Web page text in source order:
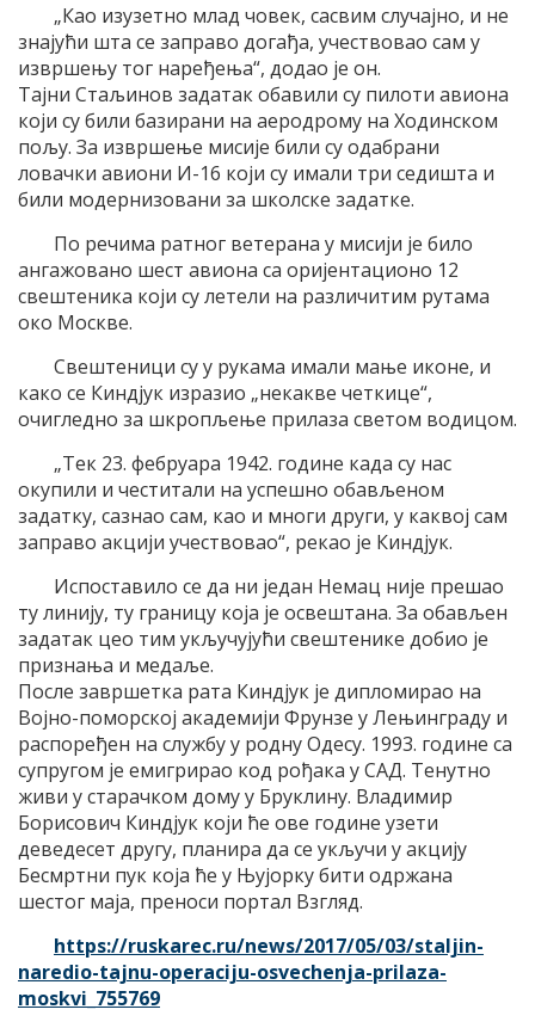
„Као изузетно млад човек, сасвим случајно, и не
знајући шта се заправо догађа, учествовао сам у
извршењу тог наређења“, додао је он.
Тајни Стаљинов задатак обавили су пилоти авиона
који су били базирани на аеродрому на Ходинском
пољу. За извршење мисије били су одабрани
ловачки авиони И-16 који су имали три седишта и
били модернизовани за школске задатке.
По речима ратног ветерана у мисији је било
ангажовано шест авиона са оријентационо 12
свештеника који су летели на различитим рутама
око Москве.
Свештеници су у рукама имали мање иконе, и
како се Киндјук изразио „некакве четкице“,
очигледно за шкропљење прилаза светом водицом.
„Тек 23. фебруара 1942. године када су нас
окупили и честитали на успешно обављеном
задатку, сазнао сам, као и многи други, у каквој сам
заправо акцији учествовао“, рекао је Киндјук.
Испоставило се да ни један Немац није прешао
ту линију, ту границу која је освештана. За обављен
задатак цео тим укључујући свештенике добио је
признања и медаље.
После завршетка рата Киндјук је дипломирао на
Војно-поморској академији Фрунзе у Лењинграду и
распоређен на службу у родну Одесу. 1993. године са
супругом је емигрирао код рођака у САД. Тенутно
живи у старачком дому у Бруклину. Владимир
Борисович Киндјук који ће ове године узети
деведесет другу, планира да се укључи у акцију
Бесмртни пук која ће у Њујорку бити одржана
шестог маја, преноси портал Взгляд.
https://ruskarec.ru/news/2017/05/03/staljin-
naredio-tajnu-operaciju-osvechenja-prilaza-
moskvi_755769